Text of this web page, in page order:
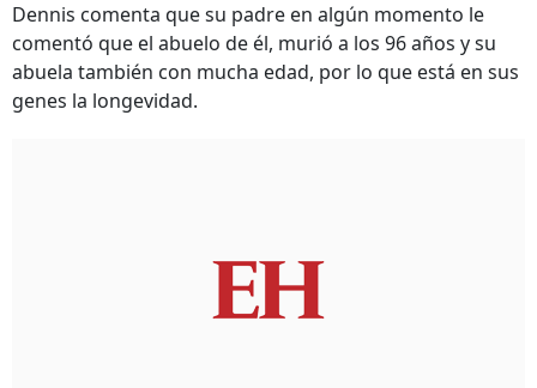
Dennis comenta que su padre en algún momento le
comentó que el abuelo de él, murió a los 96 años y su
abuela también con mucha edad, por lo que está en sus
genes la longevidad.